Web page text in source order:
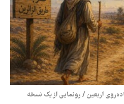
اربعین / رونمایی از یک نسخه